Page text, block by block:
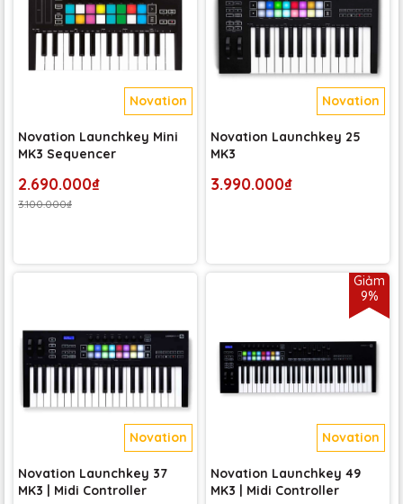
Novation
Novation Launchkey Mini
MK3 Sequencer
2.690.000₫
3.100.000₫
Novation
Novation Launchkey 25
MK3
3.990.000₫
Novation
Novation Launchkey 37
MK3 | Midi Controller
Giảm
9%
Novation
Novation Launchkey 49
MK3 | Midi Controller